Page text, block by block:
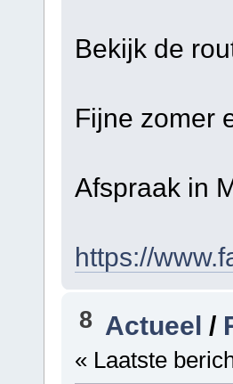
Bekijk de
Fijne zomer
Afspraak in
https://
8 Actueel /
« Laatste